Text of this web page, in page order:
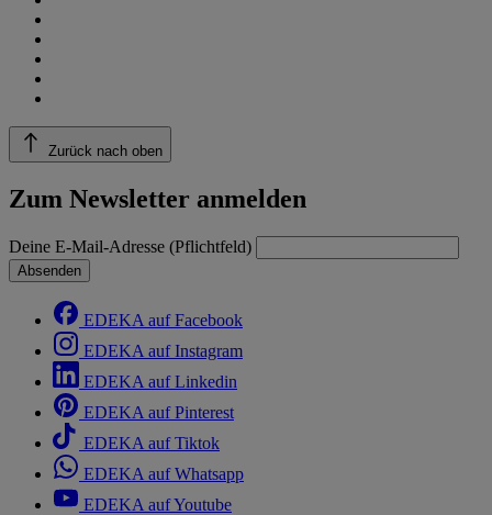
Zurück nach oben
Zum Newsletter anmelden
Deine E-Mail-Adresse (Pflichtfeld)
Absenden
EDEKA auf Facebook
EDEKA auf Instagram
EDEKA auf Linkedin
EDEKA auf Pinterest
EDEKA auf Tiktok
EDEKA auf Whatsapp
EDEKA auf Youtube